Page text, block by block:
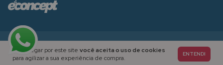
Ao navegar por este site você aceita o uso de cookies
para agilizar a sua experiência de compra.
ENTENDI
Copyright Janaína Spolidorio | Materiais Pedagógicos para Alfabetização e Ensino - 2026. Todos os
direitos reservados.